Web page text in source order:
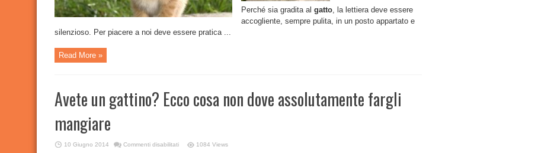
Perché sia gradita al gatto, la lettiera deve essere
accogliente, sempre pulita, in un posto appartato e
silenzioso. Per piacere a noi deve essere pratica ...
Read More »
Avete un gattino? Ecco cosa non dove assolutamente fargli
mangiare
10 Giugno 2014 Commenti disabilitatisu
1084 Views